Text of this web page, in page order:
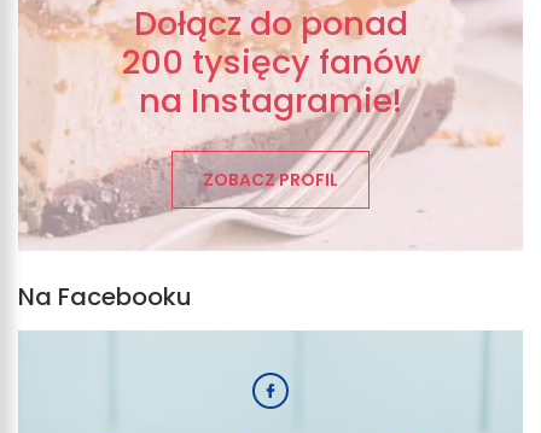
Dołącz do ponad
200 tysięcy fanów
na Instagramie!
ZOBACZ PROFIL
Na Facebooku